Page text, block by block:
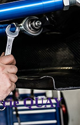
QUAY